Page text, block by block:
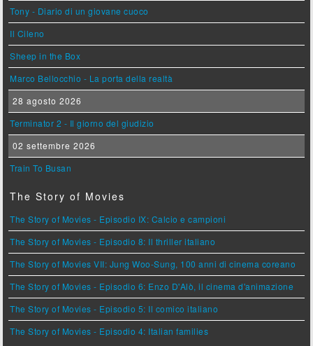
Tony - Diario di un giovane cuoco
Il Cileno
Sheep in the Box
Marco Bellocchio - La porta della realtà
28 agosto 2026
Terminator 2 - Il giorno del giudizio
02 settembre 2026
Train To Busan
The Story of Movies
The Story of Movies - Episodio IX: Calcio e campioni
The Story of Movies - Episodio 8: Il thriller italiano
The Story of Movies VII: Jung Woo-Sung, 100 anni di cinema coreano
The Story of Movies - Episodio 6: Enzo D'Alò, il cinema d'animazione
The Story of Movies - Episodio 5: Il comico italiano
The Story of Movies - Episodio 4: Italian families